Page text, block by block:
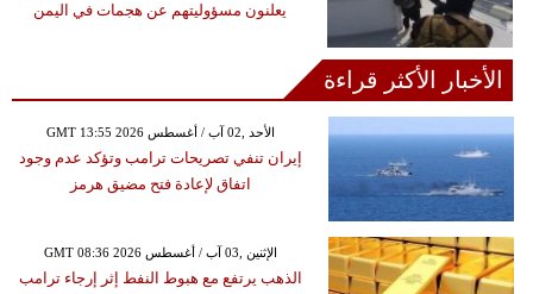
يعلنون مسؤوليتهم عن هجمات في اليمن
الأخبار الأكثر قراءة
GMT 13:55 2026 الأحد ,02 آب / أغسطس
إيران تنفي تصريحات ترامب وتؤكد عدم وجود
اتفاق لإعادة فتح مضيق هرمز
GMT 08:36 2026 الإثنين ,03 آب / أغسطس
الذهب يرتفع مع هبوط النفط إثر إرجاء ترامب